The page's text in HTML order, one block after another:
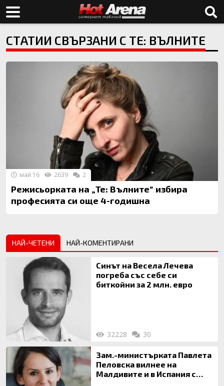
СТАТИИ СВЪРЗАНИ С ТЕ: ВЪЛНИТЕ
Режисьорката на „Те: Вълните“ избира
професията си още 4-годишна
май 16 2639 2
НАЙ-ЧЕТЕНИ НАЙ-КОМЕНТИРАНИ
Синът на Весела Лечева
погреба със себе си
биткойни за 2 млн. евро
32228 30
Зам.-министърката Павлета
Пеловска вилнее на
Малдивите и в Испания с